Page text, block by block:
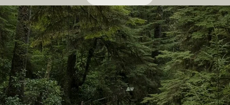
Websites Partnerseiten